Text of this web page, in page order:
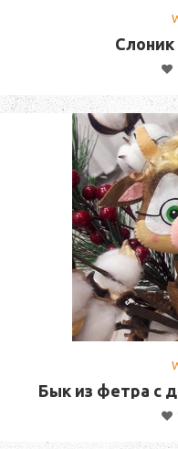
Бык из фетра с